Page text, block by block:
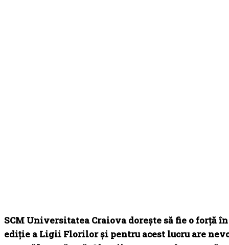
SCM Universitatea Craiova dorește să fie o forță
ediție a Ligii Florilor și pentru acest lucru are